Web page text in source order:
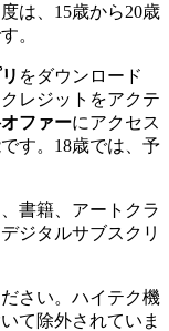
は、15歳から20歳
。
をダウンロード
レジットをアクテ
ファーにアクセス
す。18歳では、予
書籍、アートクラ
ジタルサブスクリ
さい。ハイテク機
て除外されていま